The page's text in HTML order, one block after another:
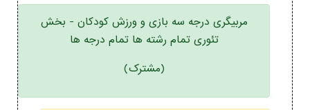
مربیگری درجه سه بازی و ورزش کودکان - بخش
تئوری تمام رشته ها تمام درجه ها
(مشترک)